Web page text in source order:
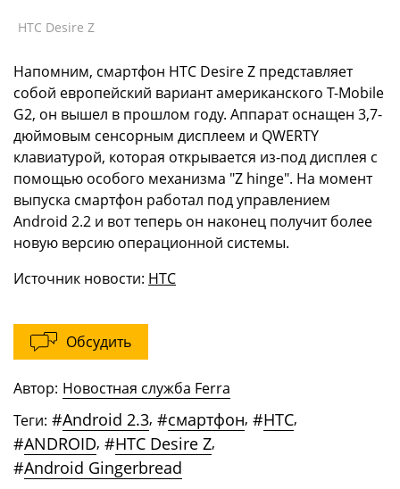
HTC Desire Z
Напомним, смартфон HTC Desire Z представляет
собой европейский вариант американского T-Mobile
G2, он вышел в прошлом году. Аппарат оснащен 3,7-
дюймовым сенсорным дисплеем и QWERTY
клавиатурой, которая открывается из-под дисплея с
помощью особого механизма "Z hinge". На момент
выпуска смартфон работал под управлением
Android 2.2 и вот теперь он наконец получит более
новую версию операционной системы.
Источник новости: HTC
Обсудить
Автор: Новостная служба Ferra
Теги: #Android 2.3, #смартфон, #HTC,
#ANDROID, #HTC Desire Z,
#Android Gingerbread